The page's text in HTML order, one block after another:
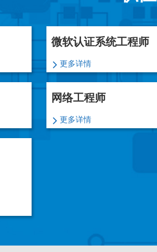
微软认证系统工程师
更多详情
网络工程师
更多详情